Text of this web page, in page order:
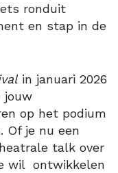
ronduit
en stap in de
in januari 2026
jouw
op het podium
Of je nu een
talk over
wil ontwikkelen